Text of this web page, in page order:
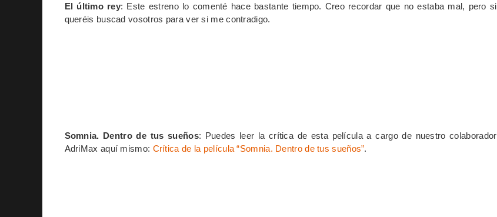
El último rey: Este estreno lo comenté hace bastante tiempo. Creo recordar que no estaba mal, pero si
queréis buscad vosotros para ver si me contradigo.
Somnia. Dentro de tus sueños: Puedes leer la crítica de esta película a cargo de nuestro colaborador
AdriMax aquí mismo: Crítica de la película “Somnia. Dentro de tus sueños”.